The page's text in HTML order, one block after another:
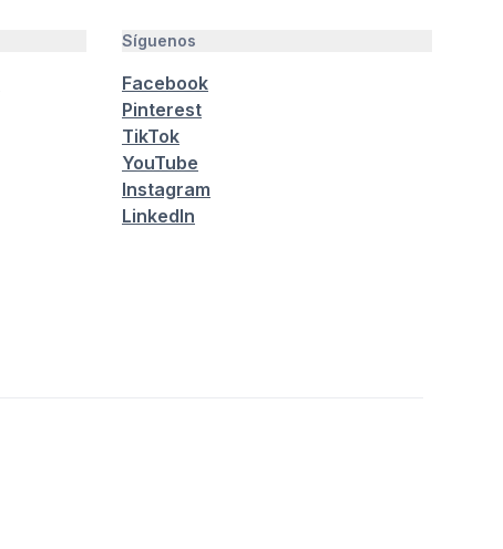
Síguenos
Facebook
Pinterest
TikTok
YouTube
Instagram
LinkedIn